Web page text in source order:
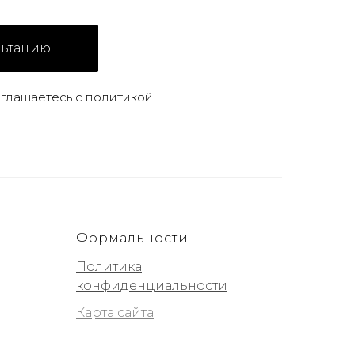
с политикой
Формальности
Политика
конфиденциальности
Карта сайта